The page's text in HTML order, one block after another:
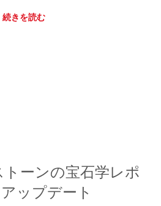
続きを読む
トーンの宝石学レポ
ップデート